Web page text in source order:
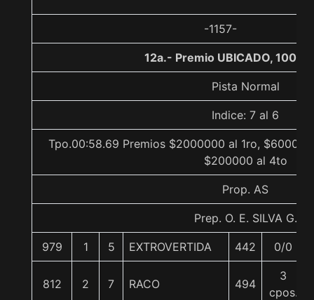
-1157-
12a.- Premio UBICADO, 1000
Pista Normal
Indice: 7 al 6
Tpo.00:58.69 Premios $2000000 al 1ro,
$200000 al 4to
Prop. AS
Prep. O. E. SILVA G.
979 1 5 EXTROVERTIDA 442 0/0
812 2 7 RACO 494
3
cpos.